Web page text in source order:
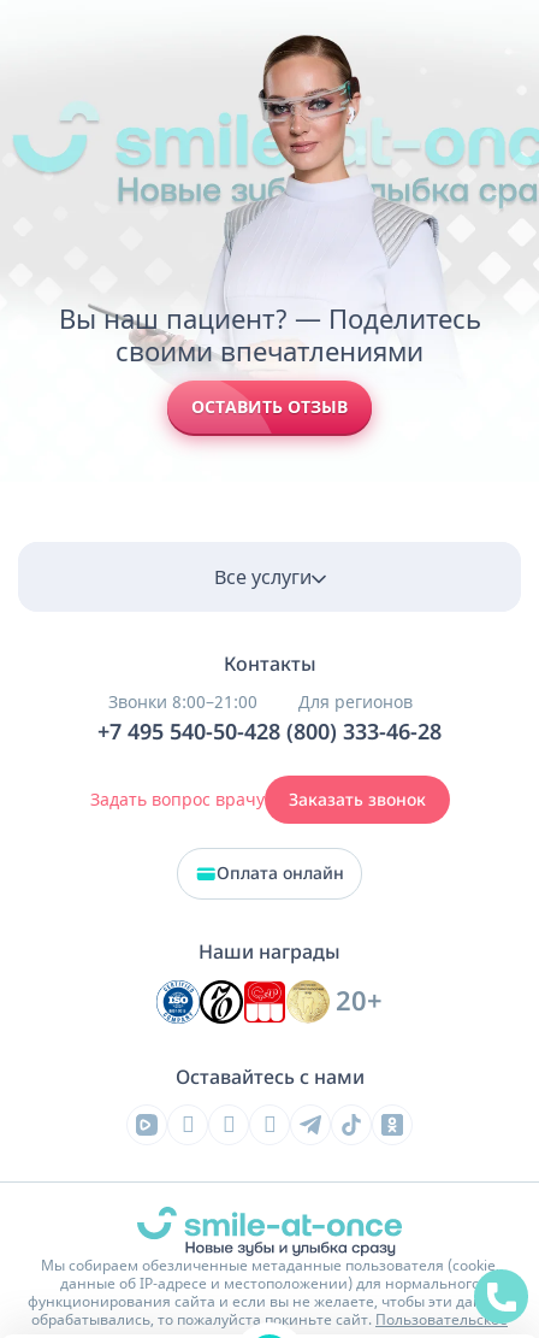
Вы наш пациент? — Поделитесь
своими впечатлениями
ОСТАВИТЬ ОТЗЫВ
Все услуги
Контакты
Звонки 8:00–21:00
+7 495 540-50-42
Для регионов
8 (800) 333-46-28
Задать вопрос врачу Заказать звонок
Оплата онлайн
Наши награды
20+
Оставайтесь с нами
Мы собираем обезличенные метаданные пользователя (cookie,
данные об IP-адресе и местоположении) для нормального
функционирования сайта и если вы не желаете, чтобы эти данные
обрабатывались, то пожалуйста покиньте сайт. Пользовательское